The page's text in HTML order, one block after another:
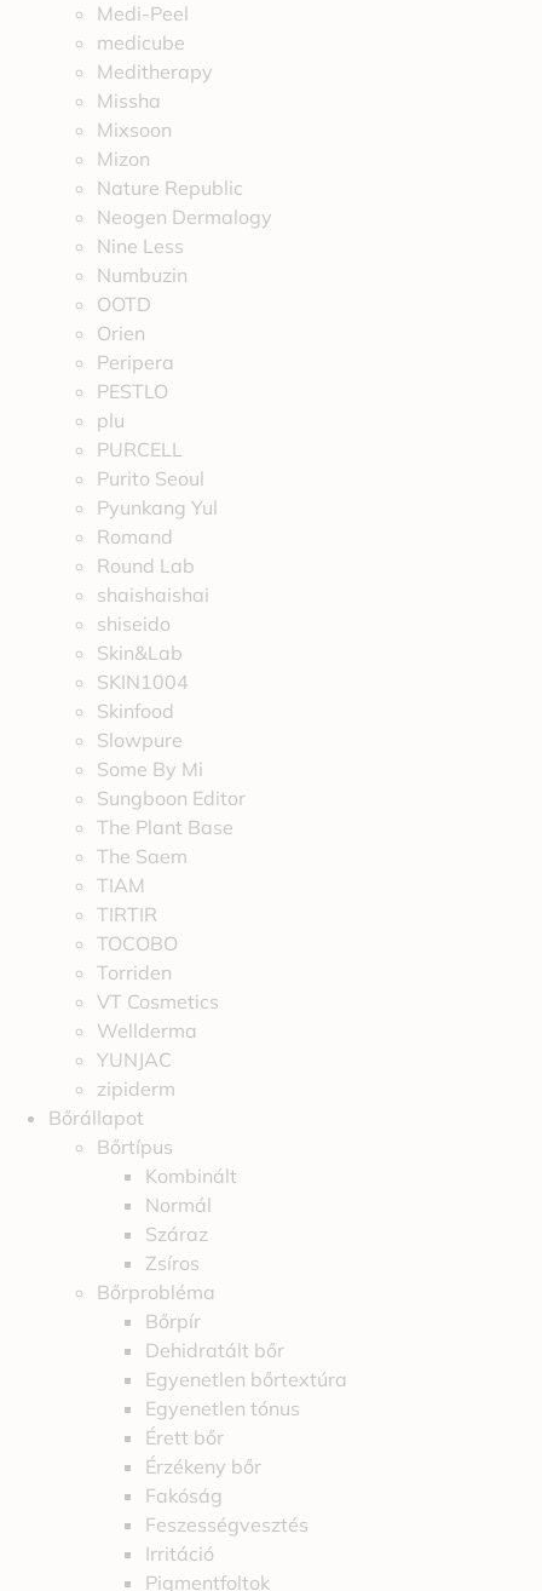
Medi-Peel
medicube
Meditherapy
Missha
Mixsoon
Mizon
Nature Republic
Neogen Dermalogy
Nine Less
Numbuzin
OOTD
Orien
Peripera
PESTLO
plu
PURCELL
Purito Seoul
Pyunkang Yul
Romand
Round Lab
shaishaishai
shiseido
Skin&Lab
SKIN1004
Skinfood
Slowpure
Some By Mi
Sungboon Editor
The Plant Base
The Saem
TIAM
TIRTIR
TOCOBO
Torriden
VT Cosmetics
Wellderma
YUNJAC
zipiderm
Bőrállapot
Bőrtípus
Kombinált
Normál
Száraz
Zsíros
Bőrprobléma
Bőrpír
Dehidratált bőr
Egyenetlen bőrtextúra
Egyenetlen tónus
Érett bőr
Érzékeny bőr
Fakóság
Feszességvesztés
Irritáció
Pigmentfoltok